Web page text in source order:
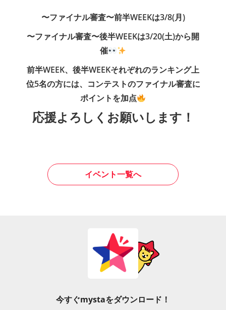
〜ファイナル審査〜前半WEEKは3/8(月)
〜ファイナル審査〜後半WEEKは3/20(土)から開
催
前半WEEK、後半WEEKそれぞれのランキング上
位5名の方には、コンテストのファイナル審査に
ポイントを加点
応援よろしくお願いします！
イベント一覧へ
今すぐmystaをダウンロード！